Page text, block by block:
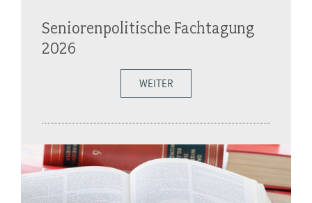
Seniorenpolitische Fachtagung
2026
WEITER